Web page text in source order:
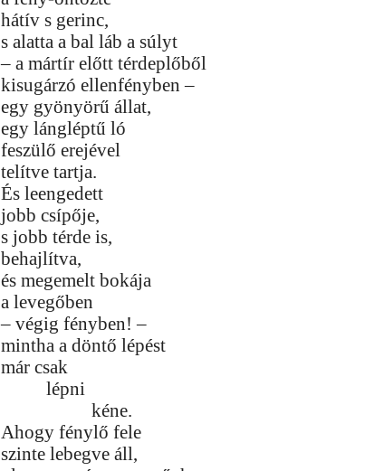
hátív s gerinc,
s alatta a bal láb a súlyt
– a mártír előtt térdeplőből
kisugárzó ellenfényben –
egy gyönyörű állat,
egy lángléptű ló
feszülő erejével
telítve tartja.
És leengedett
jobb csípője,
s jobb térde is,
behajlítva,
és megemelt bokája
a levegőben
– végig fényben! –
mintha a döntő lépést
már csak
lépni
kéne.
Ahogy fénylő fele
szinte lebegve áll,